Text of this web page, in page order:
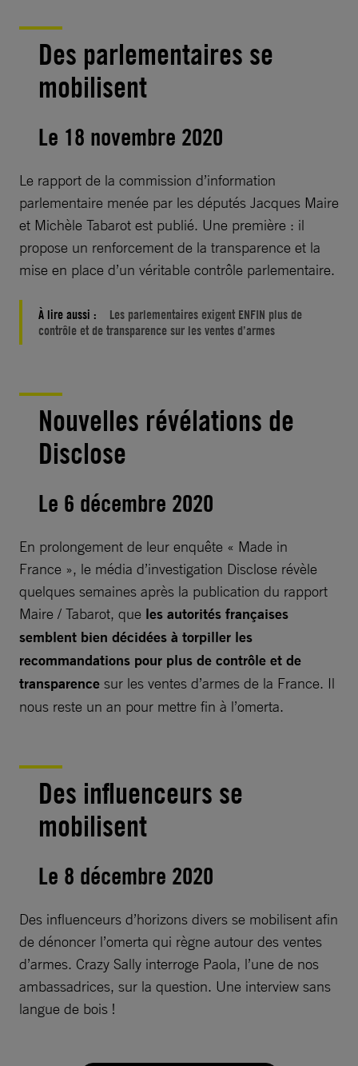
Des parlementaires se
mobilisent
Le 18 novembre 2020
Le rapport de la commission d’information
parlementaire menée par les députés Jacques Maire
et Michèle Tabarot est publié. Une première : il
propose un renforcement de la transparence et la
mise en place d’un véritable contrôle parlementaire.
À lire aussi :
Les parlementaires exigent ENFIN plus de
contrôle et de transparence sur les ventes d’armes
Nouvelles révélations de
Disclose
Le 6 décembre 2020
En prolongement de leur enquête « Made in
France », le média d’investigation Disclose révèle
quelques semaines après la publication du rapport
Maire / Tabarot, que les autorités françaises
semblent bien décidées à torpiller les
recommandations pour plus de contrôle et de
transparence sur les ventes d’armes de la France. Il
nous reste un an pour mettre fin à l’omerta.
Des influenceurs se
mobilisent
Le 8 décembre 2020
Des influenceurs d’horizons divers se mobilisent afin
de dénoncer l’omerta qui règne autour des ventes
d’armes. Crazy Sally interroge Paola, l’une de nos
ambassadrices, sur la question. Une interview sans
langue de bois !